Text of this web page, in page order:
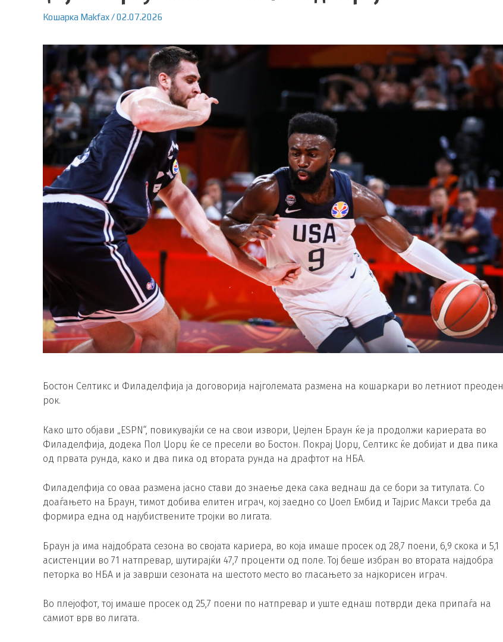
Кошарка Makfax/02.07.2026
Бостон Селтикс и Филаделфија ја договорија најголемата размена на кошаркари во летниот преоден
рок.
Како што објави „ESPN“, повикувајќи се на свои извори, Џејлен Браун ќе ја продолжи кариерата во
Филаделфија, додека Пол Џорџ ќе се пресели во Бостон. Покрај Џорџ, Селтикс ќе добијат и два пика
од првата рунда, како и два пика од втората рунда на драфтот на НБА.
Филаделфија со оваа размена јасно стави до знаење дека сака веднаш да се бори за титулата. Со
доаѓањето на Браун, тимот добива елитен играч, кој заедно со Џоел Ембид и Тајрис Макси треба да
формира една од најубиствените тројки во лигата.
Браун ја има најдобрата сезона во својата кариера, во која имаше просек од 28,7 поени, 6,9 скока и 5,1
асистенции во 71 натпревар, шутирајќи 47,7 проценти од поле. Тој беше избран во втората најдобра
петорка во НБА и ја заврши сезоната на шестото место во гласањето за најкорисен играч.
Во плејофот, тој имаше просек од 25,7 поени по натпревар и уште еднаш потврди дека припаѓа на
самиот врв во лигата.